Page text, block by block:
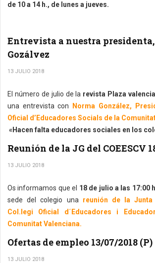
de 10 a 14 h., de lunes a jueves.
Entrevista a nuestra
Gozálvez
13 JULIO 2018
El número de julio de la revista Plaza
una entrevista con
Norma González,
Oficial d’Educadores Socials de la
«Hacen falta educadores sociales en los
Reunión de la JG del COEESCV
13 JULIO 2018
Os informamos que el 18 de julio a las 17:00
sede del colegio una reunión de la Junta
Col.legi Oficial d´Educadores i
Comunitat Valenciana.
Ofertas de empleo 13/07/2018 (P)
13 JULIO 2018